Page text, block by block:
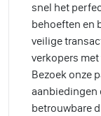
snel het
behoeften en
veilige
verkopers
Bezoek onze
aanbiedingen
betrouwbare